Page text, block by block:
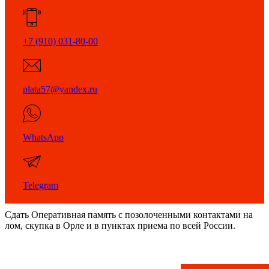
+7 (910) 031-80-00
plata57@yandex.ru
WhatsApp
Telegram
Сдать Оперативная память с позолоченными контактами на
лом, скупка в Орле и в пунктах приема по всей России.